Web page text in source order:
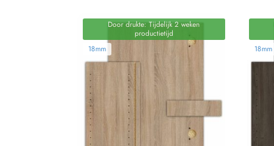
Door drukte: Tijdelijk 2 weken
productietijd
18mm
18mm